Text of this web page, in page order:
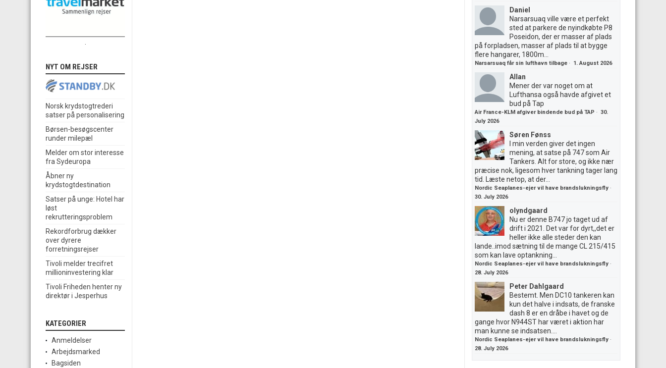
NYT OM REJSER
Norsk krydstogtrederi
satser på personalisering
Børsen-besøgscenter
runder milepæl
Melder om stor interesse
fra Sydeuropa
Åbner ny
krydstogtdestination
Satser på unge: Hotel har
løst
rekrutteringsproblem
Rekordforbrug dækker
over dyrere
forretningsrejser
Tivoli melder trecifret
millioninvestering klar
Tivoli Friheden henter ny
direktør i Jesperhus
KATEGORIER
Anmeldelser
Arbejdsmarked
Bagsiden
Daniel
Narsarsuaq ville være et perfekt
sted at parkere de nyindkøbte P8
Poseidon, der er masser af plads
på forpladsen, masser af plads til at bygge
flere hangarer, 1800m...
Narsarsuaq får sin lufthavn tilbage · 1. August 2026
Allan
Mener der var noget om at
Lufthansa også havde afgivet et
bud på Tap
Air France-KLM afgiver bindende bud på TAP · 30.
July 2026
Søren Fønss
I min verden giver det ingen
mening, at satse på 747 som Air
Tankers. Alt for store, og ikke nær
præcise nok, ligesom hver tankning tager lang
tid. Læste netop, at der...
Nordic Seaplanes-ejer vil have brandslukningsfly ·
30. July 2026
olyndgaard
Nu er denne B747 jo taget ud af
drift i 2021. Det var for dyrt,,det er
heller ikke alle steder den kan
lande..imod sætning til de mange CL 215/415
som kan lave optankning...
Nordic Seaplanes-ejer vil have brandslukningsfly ·
28. July 2026
Peter Dahlgaard
Bestemt. Men DC10 tankeren kan
kun det halve i indsats, de franske
dash 8 er en dråbe i havet og de
gange hvor N944ST har været i aktion har
man kunne se indsatsen....
Nordic Seaplanes-ejer vil have brandslukningsfly ·
28. July 2026